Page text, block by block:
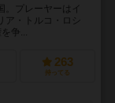
。プレーヤーはイ
ア・トルコ・ロシ
争...
263
持ってる